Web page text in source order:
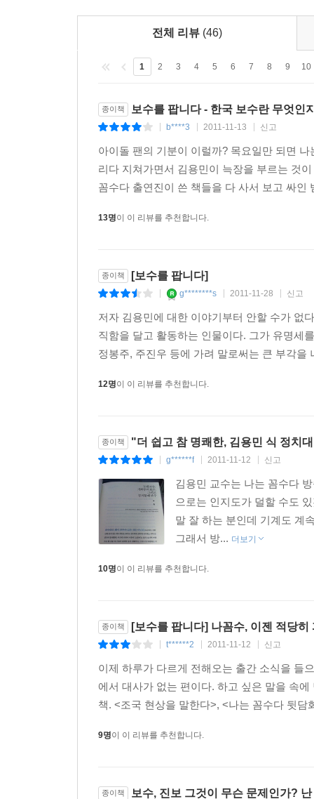
PD이자 시사평론가인 저자는, 청년 보수로서
해직의 아픔을 겪으며 진보성향의 평론가로 거
‘정(치)감(상)록’이자, 보수의 속살까지 입체적으로
전체 리뷰 (46)
1 2 3 4 5 6 7 8 9 10
종이책 보수를 팝니다 - 한국 보수란 무엇인
b****3 2011-11-13 신고
아이돌 팬의 기분이 이럴까? 목요일만 되면
리다 지쳐가면서 김용민이 늑장을 부르는 것
꼼수다 출연진이 쓴 책들을 다 사서 보고 싸
13명이 이 리뷰를 추천합니다.
종이책 [보수를 팝니다]
g********s 2011-11-28 신고
저자 김용민에 대한 이야기부터 안할 수가 없
직함을 달고 활동하는 인물이다. 그가 유명세
정봉주, 주진우 등에 가려 말로써는 큰 부각
12명이 이 리뷰를 추천합니다.
종이책 "더 쉽고 참 명쾌한, 김용민 식 정치
g******f 2011-11-12 신고
김용민 교수는 나는 꼼수다
으로는 인지도가 덜할 수도
말 잘 하는 분인데 기계도 계
그래서 방... 더보기
10명이 이 리뷰를 추천합니다.
종이책 [보수를 팝니다] 나꼼수, 이젠 적당히
t******2 2011-11-12 신고
이제 하루가 다르게 전해오는 출간 소식을 들
에서 대사가 없는 편이다. 하고 싶은 말을 속
책. <조국 현상을 말한다>, <나는 꼼수다 뒷
9명이 이 리뷰를 추천합니다.
종이책 보수, 진보 그것이 무슨 문제인가?